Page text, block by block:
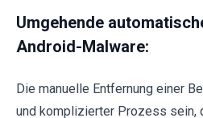
Umgehende
Android-Malware:
Die manuelle Entfernung einer
und komplizierter Prozess sein,